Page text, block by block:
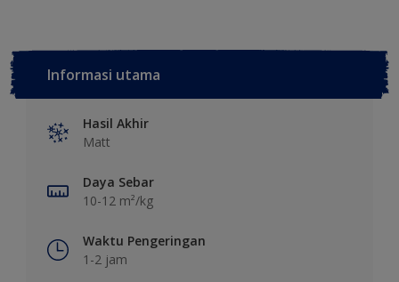
Informasi utama
Hasil Akhir
Matt
Daya Sebar
10-12 m²/kg
Waktu Pengeringan
1-2 jam